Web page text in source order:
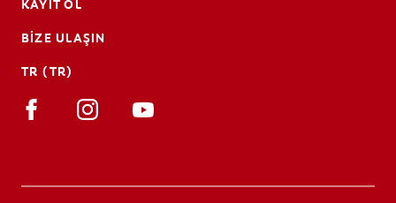
KAYIT OL
BIZE ULAŞIN
TR (TR)